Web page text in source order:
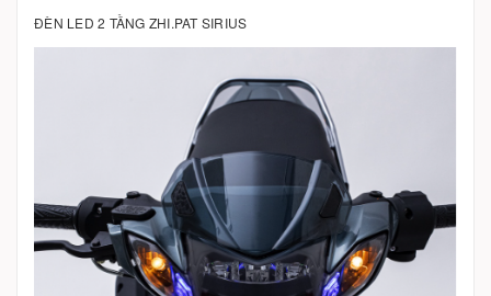
ĐÈN LED 2 TẦNG ZHI.PAT SIRIUS